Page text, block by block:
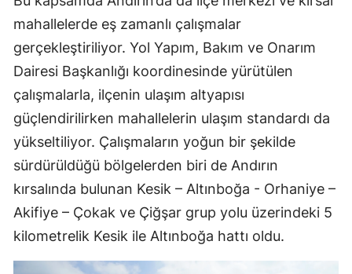
mahallelerde eş zamanlı çalışmalar
gerçekleştiriliyor. Yol Yapım, Bakım ve Onarım
Dairesi Başkanlığı koordinesinde yürütülen
çalışmalarla, ilçenin ulaşım altyapısı
güçlendirilirken mahallelerin ulaşım standardı da
yükseltiliyor. Çalışmaların yoğun bir şekilde
sürdürüldüğü bölgelerden biri de Andırın
kırsalında bulunan Kesik – Altınboğa - Orhaniye –
Akifiye – Çokak ve Çiğşar grup yolu üzerindeki 5
kilometrelik Kesik ile Altınboğa hattı oldu.